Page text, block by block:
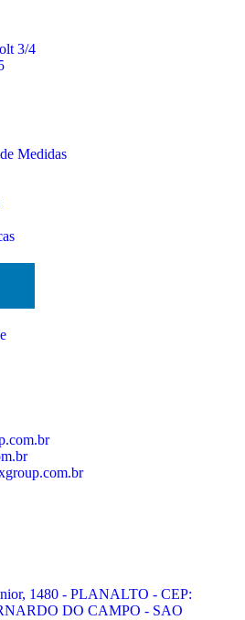
3/4
Medidas
1480 - PLANALTO - CEP:
DO CAMPO - SAO